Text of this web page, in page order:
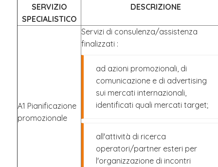
SERVIZIO
SPECIALISTICO
DESCRIZIONE
A1 Pianificazione
promozionale
Servizi di consulenza/assistenza
finalizzati :
ad azioni promozionali, di
comunicazione e di advertising
sui mercati internazionali,
identificati quali mercati target;
all'attività di ricerca
operatori/partner esteri per
l'organizzazione di incontri